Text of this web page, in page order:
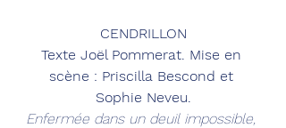
CENDRILLON
Texte Joël Pommerat. Mise en
scène : Priscilla Bescond et
Sophie Neveu.
Enfermée dans un deuil impossible,